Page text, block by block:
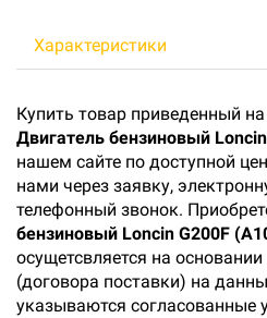
Характеристики
Купить товар приведенный
Двигатель бензиновый
нашем сайте по доступной
нами через заявку,
телефонный звонок.
бензиновый Loncin G200F
осущетсвляется на
(договора поставки) на
указываются согласованные